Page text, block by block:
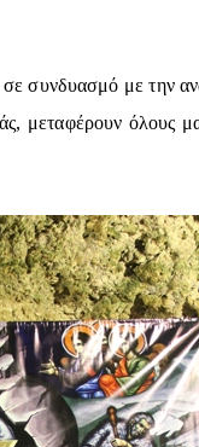
συνδυασμό με την
μεταφέρουν όλους